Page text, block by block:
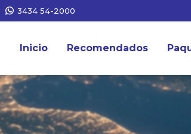
3434 54-2000
Inicio Recomendados